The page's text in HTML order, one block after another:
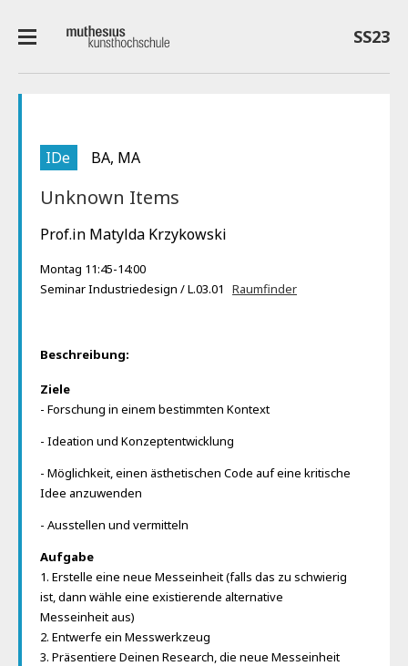
SS23
IDe BA, MA
Unknown Items
Prof.in Matylda Krzykowski
Montag 11:45-14:00
Seminar Industriedesign / L.03.01 Raumfinder
Beschreibung:
Ziele
- Forschung in einem bestimmten Kontext
- Ideation und Konzeptentwicklung
- Möglichkeit, einen ästhetischen Code auf eine kritische
Idee anzuwenden
- Ausstellen und vermitteln
Aufgabe
1. Erstelle eine neue Messeinheit (falls das zu schwierig
ist, dann wähle eine existierende alternative
Messeinheit aus)
2. Entwerfe ein Messwerkzeug
3. Präsentiere Deinen Research, die neue Messeinheit